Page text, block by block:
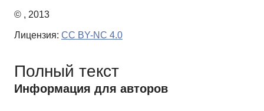
© , 2013
Лицензия: CC BY-NC 4.0
Полный текст
Информация для авторов